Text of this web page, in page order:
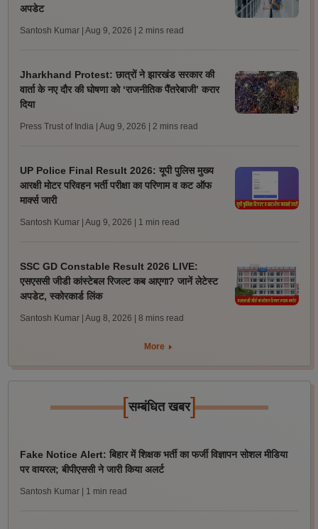
अपडेट
Santosh Kumar | Aug 9, 2026 | 2 mins read
Jharkhand Protest: छात्रों ने झारखंड सरकार की
वार्ता के नए दौर की घोषणा को ‘राजनीतिक पैंतरेबाजी’ करार
दिया
Press Trust of India | Aug 9, 2026 | 2 mins read
UP Police Final Result 2026: यूपी पुलिस मुख्य
आरक्षी मोटर परिवहन भर्ती परीक्षा का परिणाम व कट ऑफ
मार्क्स जारी
Santosh Kumar | Aug 9, 2026 | 1 min read
SSC GD Constable Result 2026 LIVE:
एसएससी जीडी कांस्टेबल रिजल्ट कब आएगा? जानें लेटेस्ट
अपडेट, स्कोरकार्ड लिंक
Santosh Kumar | Aug 8, 2026 | 8 mins read
More
[सम्बंधित खबर]
Fake Notice Alert: बिहार में शिक्षक भर्ती का फर्जी विज्ञापन सोशल मीडिया
पर वायरल; बीपीएससी ने जारी किया अलर्ट
Santosh Kumar | 1 min read